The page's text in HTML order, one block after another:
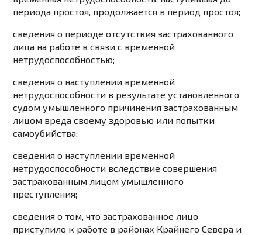
периода простоя, продолжается в период простоя;
сведения о периоде отсутствия застрахованного
лица на работе в связи с временной
нетрудоспособностью;
сведения о наступлении временной
нетрудоспособности в результате установленного
судом умышленного причинения застрахованным
лицом вреда своему здоровью или попытки
самоубийства;
сведения о наступлении временной
нетрудоспособности вследствие совершения
застрахованным лицом умышленного
преступления;
сведения о том, что застрахованное лицо
приступило к работе в районах Крайнего Севера и